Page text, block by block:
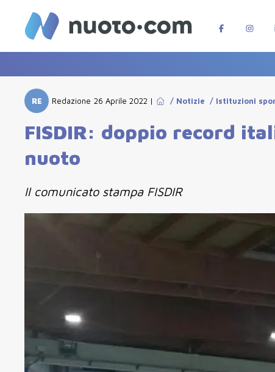
RE Redazione 26 Aprile 2022 | / Notizie / Istituzioni
FISDIR: doppio record
nuoto
Il comunicato stampa FISDIR